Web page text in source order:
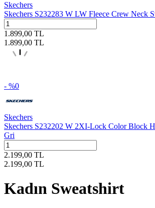
Skechers
Skechers S232283 W LW Fleece Crew Neck
1.899,00 TL
1.899,00 TL
- %0
Skechers
Skechers S232202 W 2XI-Lock Color Block
Gri
2.199,00 TL
2.199,00 TL
Kadın Sweatshirt